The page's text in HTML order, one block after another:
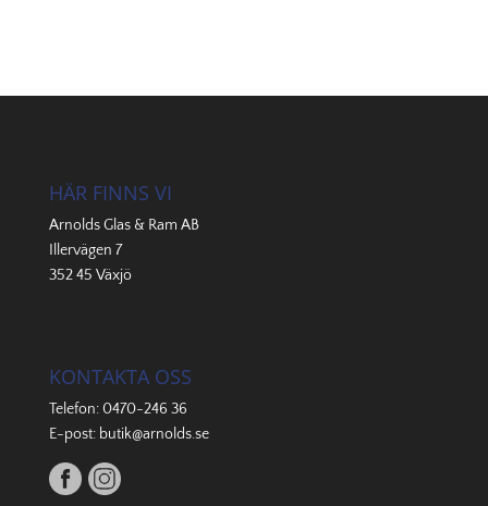
HÄR FINNS VI
Arnolds Glas & Ram AB
Illervägen 7
352 45 Växjö
KONTAKTA OSS
Telefon:0470-246 36
E-post: butik@arnolds.se